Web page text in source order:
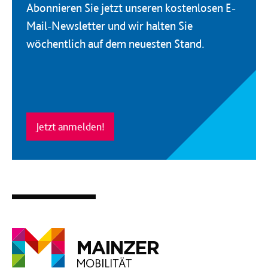
Abonnieren Sie jetzt unseren kostenlosen E-
Mail-Newsletter und wir halten Sie
wöchentlich auf dem neuesten Stand.
Jetzt anmelden!